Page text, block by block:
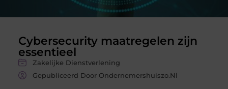
Cybersecurity maatregelen zijn
essentieel
Zakelijke Dienstverlening
Gepubliceerd Door Ondernemershuiszo.nl